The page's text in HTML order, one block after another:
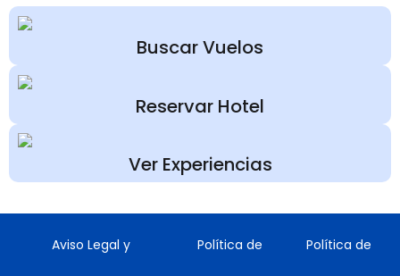
Buscar Vuelos
Reservar Hotel
Ver Experiencias
Aviso Legal y Política de Política de